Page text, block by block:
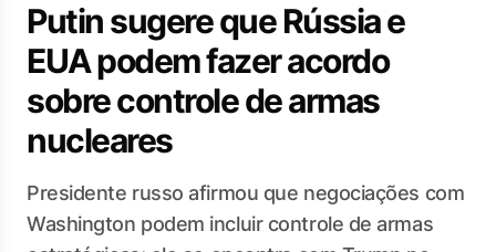
Putin sugere que Rússia e
EUA podem fazer acordo
sobre controle de armas
nucleares
Presidente russo afirmou que negociações com
Washington podem incluir controle de armas